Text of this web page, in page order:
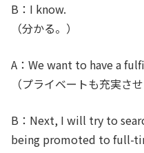
B：I know.
（分かる。）
A：We want to have a
（プライベートも充実さ
B：Next, I will try to
being promoted to full-